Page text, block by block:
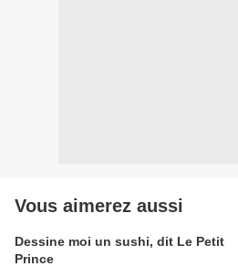
Vous aimerez aussi
Dessine moi un sushi, dit Le Petit
Prince